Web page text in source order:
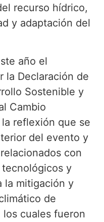
recurso hídrico,
y adaptación del
año el
la Declaración de
Sostenible y
Cambio
reflexión que se
del evento y
con
y
la mitigación y
de
los cuales fueron